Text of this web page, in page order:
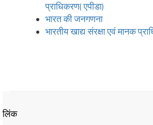
प्राधिकरण (एपीडा)
भारत की जनगणना
भारतीय खाद्य संरक्षा एवं मानक
लिंक